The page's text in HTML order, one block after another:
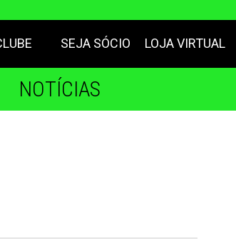
SEJA SÓCIO LOJA VIRTUAL
NOTÍCIAS